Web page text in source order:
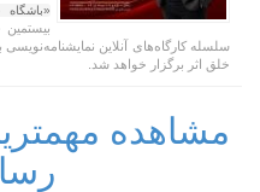
«باشگاه
بیستمین
سلسله کارگاه‌های آنلاین
خلق اثر برگزار خواهد شد.
مشاهده